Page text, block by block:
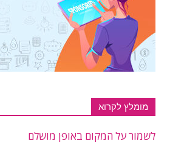
מומלץ לקרוא
לשמור על המקום באופן מושלם